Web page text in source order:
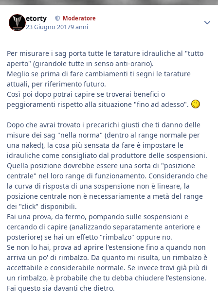
etorty Moderatore
23 Giugno 20179 anni
Per misurare i sag porta tutte le tarature idrauliche al "tutto
aperto" (girandole tutte in senso anti-orario).
Meglio se prima di fare cambiamenti ti segni le tarature
attuali, per riferimento futuro.
Così poi dopo potrai capire se troverai benefici o
peggioramenti rispetto alla situazione "fino ad adesso".
Dopo che avrai trovato i precarichi giusti che ti danno delle
misure dei sag "nella norma" (dentro al range normale per
una naked), la cosa più sensata da fare è impostare le
idrauliche come consigliato dal produttore delle sospensioni.
Quella posizione dovrebbe essere una sorta di "posizione
centrale" nel loro range di funzionamento. Considerando che
la curva di risposta di una sospensione non è lineare, la
posizione centrale non è necessariamente a metà del range
dei "click" disponibili.
Fai una prova, da fermo, pompando sulle sospensioni e
cercando di capire (analizzando separatamente anteriore e
posteriore) se hai un effetto "rimbalzo" oppure no.
Se non lo hai, prova ad aprire l'estensione fino a quando non
arriva un po' di rimbalzo. Da quanto mi risulta, un rimbalzo è
accettabile e considerabile normale. Se invece trovi già più di
un rimbalzo, è probabile che tu debba chiudere l'estensione.
Fai questo sia davanti che dietro.